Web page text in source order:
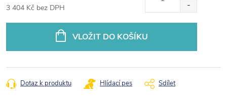
3 404 Kč bez DPH
VLOŽIT DO KOŠÍKU
Dotaz k produktu Hlídací pes Sdílet